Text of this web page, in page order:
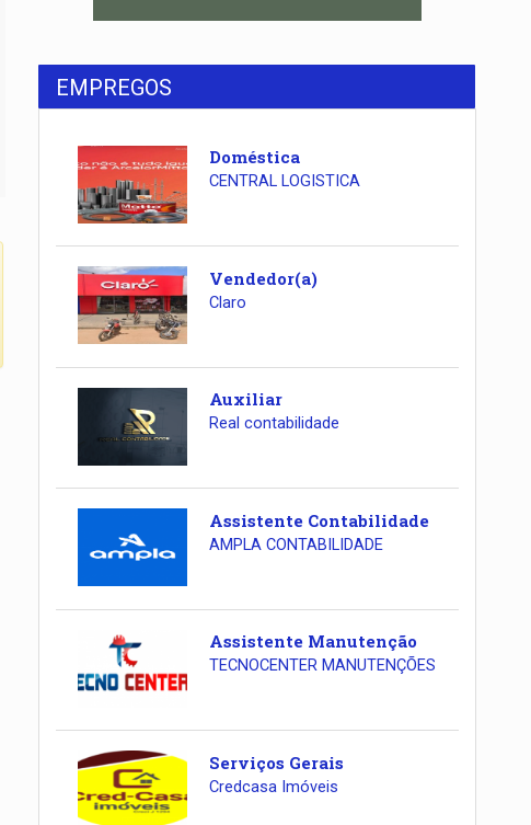
EMPREGOS
Doméstica
CENTRAL LOGISTICA
Vendedor(a)
Claro
Auxiliar
Real contabilidade
Assistente Contabilidade
AMPLA CONTABILIDADE
Assistente Manutenção
TECNOCENTER MANUTENÇÕES
Serviços Gerais
Credcasa Imóveis